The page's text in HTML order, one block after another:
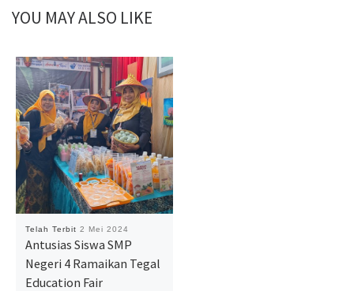
YOU MAY ALSO LIKE
Telah Terbit 2 Mei 2024
Antusias Siswa SMP
Negeri 4 Ramaikan Tegal
Education Fair